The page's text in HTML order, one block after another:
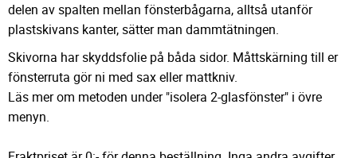
delen av spalten mellan fönsterbågarna, alltså utanför
plastskivans kanter, sätter man dammtätningen.
Skivorna har skyddsfolie på båda sidor. Måttskärning till er
fönsterruta gör ni med sax eller mattkniv.
Läs mer om metoden under "isolera 2-glasfönster" i övre
menyn.